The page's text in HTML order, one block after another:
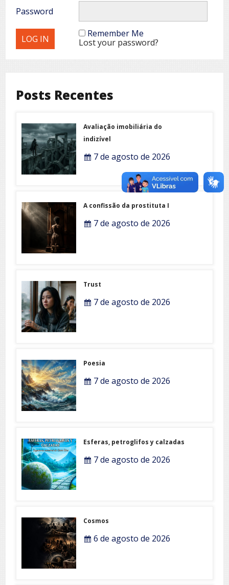
Password
Remember Me
Lost your password?
Posts Recentes
Avaliação imobiliária do
indizível
7 de agosto de 2026
A confissão da prostituta I
7 de agosto de 2026
Trust
7 de agosto de 2026
Poesia
7 de agosto de 2026
Esferas, petroglifos y calzadas
7 de agosto de 2026
Cosmos
6 de agosto de 2026